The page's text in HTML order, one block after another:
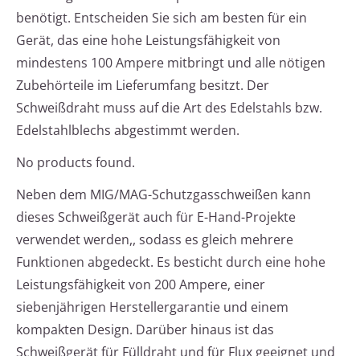
benötigt. Entscheiden Sie sich am besten für ein
Gerät, das eine hohe Leistungsfähigkeit von
mindestens 100 Ampere mitbringt und alle nötigen
Zubehörteile im Lieferumfang besitzt. Der
Schweißdraht muss auf die Art des Edelstahls bzw.
Edelstahlblechs abgestimmt werden.
No products found.
Neben dem MIG/MAG-Schutzgasschweißen kann
dieses Schweißgerät auch für E-Hand-Projekte
verwendet werden,, sodass es gleich mehrere
Funktionen abgedeckt. Es besticht durch eine hohe
Leistungsfähigkeit von 200 Ampere, einer
siebenjährigen Herstellergarantie und einem
kompakten Design. Darüber hinaus ist das
Schweißgerät für Fülldraht und für Flux geeignet und